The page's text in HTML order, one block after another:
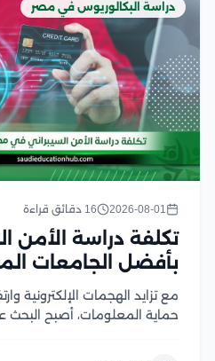
دراسة البكالوريوس في مصر
2026-08-01 16 دقائق قراءة
تكلفة دراسة الأمن
بأفضل الجامعات
مع تزايد الهجمات الإلكترونية
حماية المعلومات، أصبح البحث